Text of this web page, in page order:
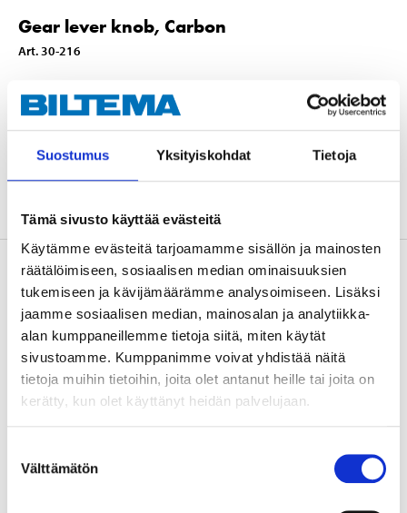
Suostumus Yksityiskohdat Tietoja
Tämä sivusto käyttää evästeitä
Käytämme evästeitä tarjoamamme sisällön ja mainosten
räätälöimiseen, sosiaalisen median ominaisuuksien
tukemiseen ja kävijämäärämme analysoimiseen. Lisäksi
jaamme sosiaalisen median, mainosalan ja analytiikka-
alan kumppaneillemme tietoja siitä, miten käytät
sivustoamme. Kumppanimme voivat yhdistää näitä
tietoja muihin tietoihin, joita olet antanut heille tai joita on
kerätty, kun olet käyttänyt heidän palvelujaan.
valinta
Välttämätön
Gear lever knob, Carbon
Art. 30-216
Sold online
Description
The small detail that improves the whole car interior.
Stylish universal knob with 3 adapters (8, 10 and 12
mm), as well as 4 stickers with different shift patterns.